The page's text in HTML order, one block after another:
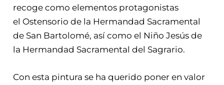
recoge como elementos protagonistas
el Ostensorio de la Hermandad Sacramental
de San Bartolomé, así como el Niño Jesús de
la Hermandad Sacramental del Sagrario.
Con esta pintura se ha querido poner en valor